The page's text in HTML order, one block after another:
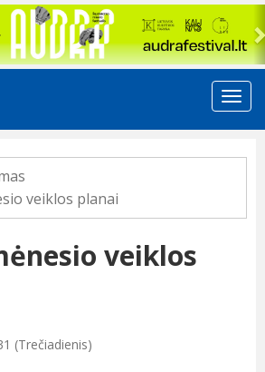
veiklos planai
veiklos
(Trečiadienis)